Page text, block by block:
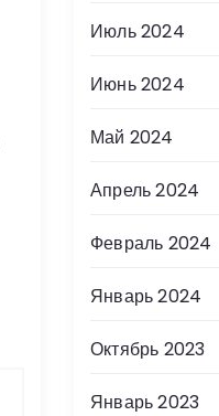
Июль 2024
Июнь 2024
Май 2024
Апрель 2024
Февраль 2024
Январь 2024
Октябрь 2023
Январь 2023